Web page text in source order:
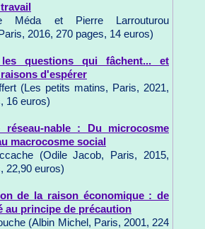
Méda et Pierre Larrouturou
2016, 270 pages, 14 euros)
les questions qui fâchent... et
d'espérer
(Les petits matins, Paris, 2021,
16 euros)
réseau-nable : Du microcosme
macrocosme social
(Odile Jacob, Paris, 2015,
22,90 euros)
de la raison économique : de
au principe de précaution
(Albin Michel, Paris, 2001, 224